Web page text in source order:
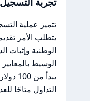
يتطلب الأمر
الوطنية وإثبات
الوسيط بالمعايير
يبدأ
التداول متاحًا